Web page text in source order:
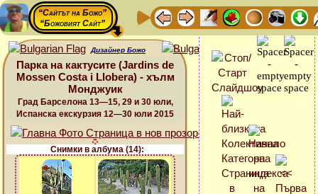
“Сайтът на Божо”
“Божовият Сайт”
Дизайнер Божо
Парка на кактусите (Jardins de
Mossen Costa i Llobera) - хълм
Монджуик
Град Барселона 13—15, 29 и 30 юли,
Испанска екскурзия 12—30 юли 2015
Снимки в албума (14):